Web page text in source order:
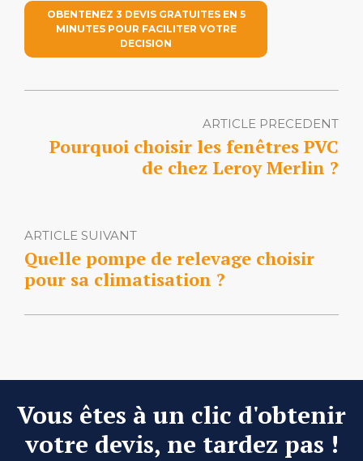
OBENTENEZ 3 DEVIS GRATUITES EN 5
MINUTES POUR FACILITER VOTRE
DECISION
ARTICLE PRECEDENT
Pourquoi choisir les fenêtres PVC
de chez Leroy Merlin ?
ARTICLE SUIVANT
Quelle pompe de relevage choisir
pour sa climatisation ?
Vous êtes à un clic d'obtenir
votre devis, ne tardez pas !